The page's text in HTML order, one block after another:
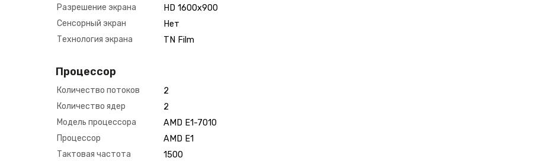
Разрешение экрана
HD 1600х900
Сенсорный экран
Нет
Технология экрана
TN Film
Процессор
Количество потоков
2
Количество ядер
2
Модель процессора
AMD E1-7010
Процессор
AMD E1
Тактовая частота
1500